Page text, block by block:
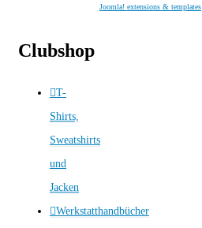
Joomla! extensions & templates
Clubshop
T-
Shirts,
Sweatshirts
und
Jacken
Werkstatthandbücher